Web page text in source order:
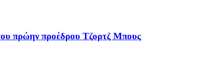
πρώην προέδρου Τζορτζ Μπους